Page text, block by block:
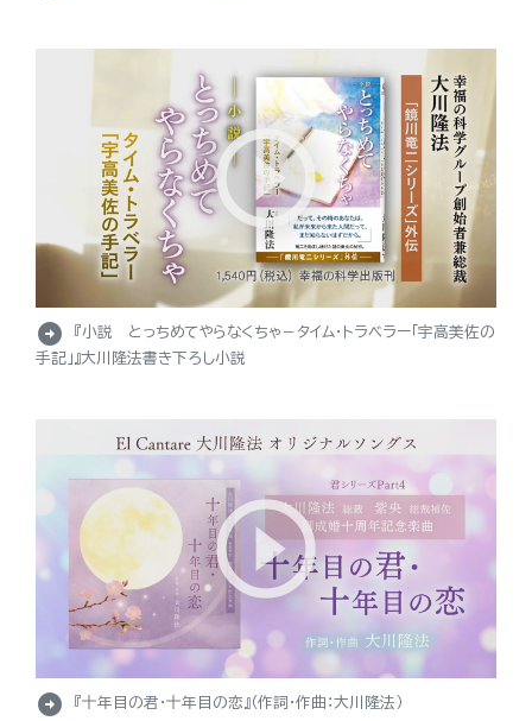
arrow_circle_right
『小説 とっちめてやらなくちゃ－タイム・トラベラー「宇高美佐の
手記」』大川隆法書き下ろし小説
arrow_circle_right 『十年目の君・十年目の恋』（作詞・作曲：大川隆法）